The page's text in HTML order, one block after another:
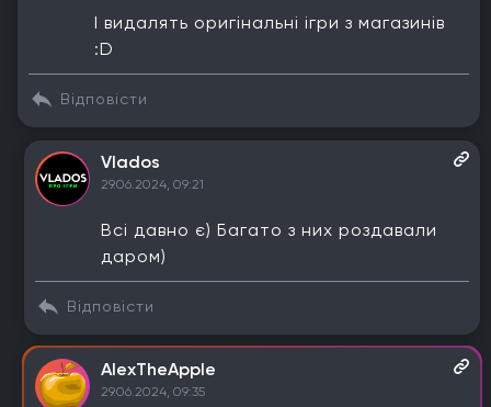
І видалять оригінальні ігри з магазинів
:D
Відповісти
Vlados
29.06.2024, 09:21
Всі давно є) Багато з них роздавали
даром)
Відповісти
AlexTheApple
29.06.2024, 09:35